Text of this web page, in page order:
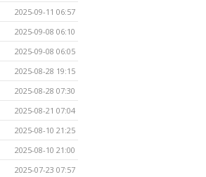
2025-09-11 06:57
2025-09-08 06:10
2025-09-08 06:05
2025-08-28 19:15
2025-08-28 07:30
2025-08-21 07:04
2025-08-10 21:25
2025-08-10 21:00
2025-07-23 07:57